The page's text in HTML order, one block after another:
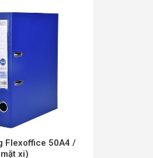
Flexoffice 50A4 /
xi)
Sản
phẩm
có
biến
Các
chọn